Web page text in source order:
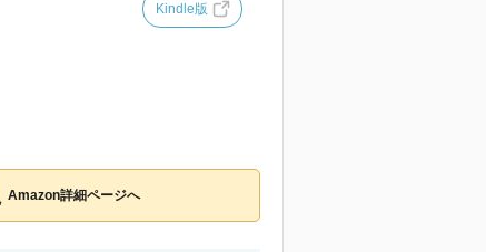
Kindle版
Amazon詳細ページへ